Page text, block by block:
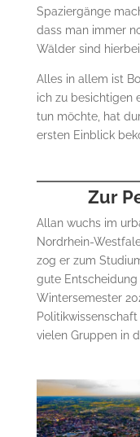
Spaziergänge
dass man immer
Wälder sind
Alles in allem ist
ich zu besichtigen
tun möchte, hat
ersten Einblick
Zur
Allan wuchs im
Nordrhein-
zog er zum
gute
Wintersemester
vielen Gruppen in